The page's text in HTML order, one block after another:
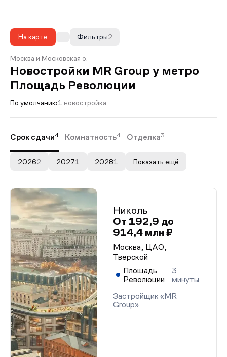
На карте 2
Фильтры
Москва и Московская о.
Новостройки MR Group у метро
Площадь Революции
По умолчанию1 новостройка
Срок сдачи4 Комнатность4 Отделка3
20262 20271 20281 Показать ещё
Николь
От 192,9 до
914,4 млн ₽
Москва, ЦАО,
Тверской
Площадь
Революции
3
минуты
Застройщик «MR
Group»